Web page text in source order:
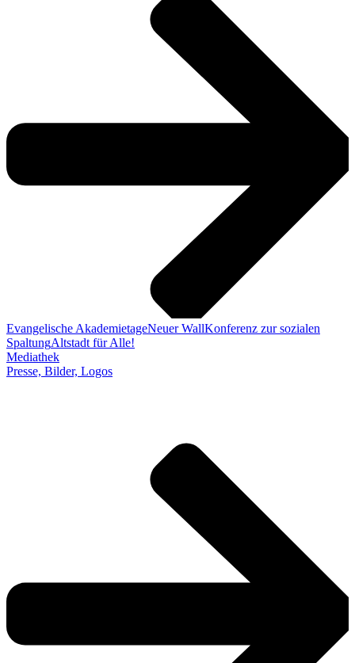
Evangelische AkademietageNeuer WallKonferenz zur sozialen
SpaltungAltstadt für Alle!
Mediathek
Presse, Bilder, Logos